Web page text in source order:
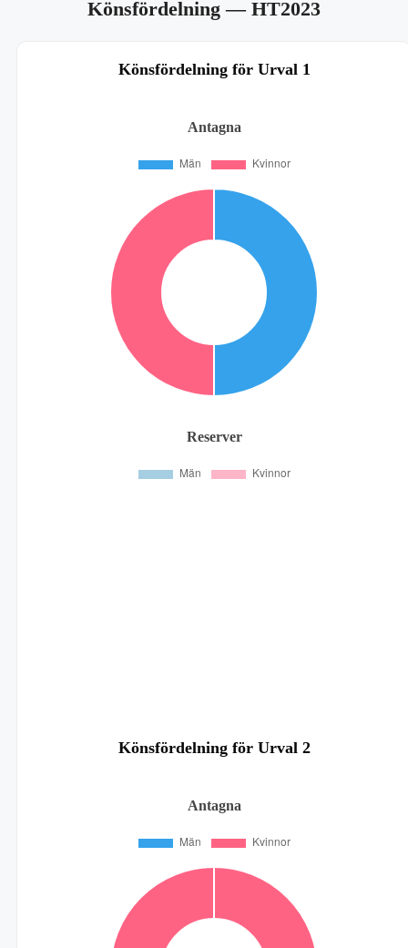
Könsfördelning— HT2023
Könsfördelning för Urval 1
Antagna
Reserver
Könsfördelning för Urval 2
Antagna